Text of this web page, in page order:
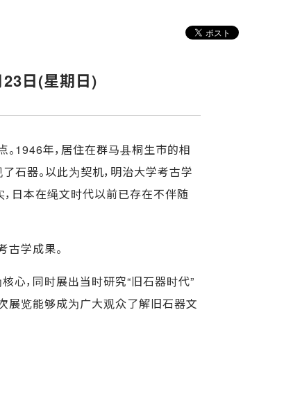
日(星期日)
1946年，居住在群马县桐生市的相
石器。以此为契机，明治大学考古学
日本在绳文时代以前已存在不伴随
学成果。
心，同时展出当时研究“旧石器时代”
展览能够成为广大观众了解旧石器文